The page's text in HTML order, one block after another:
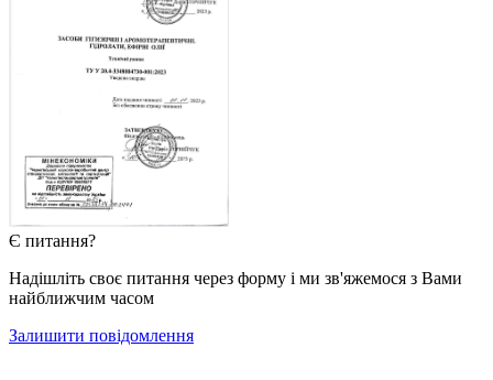
Є питання?
Надішліть своє питання через форму і ми зв'яжемося з Вами
найближчим часом
Залишити повідомлення